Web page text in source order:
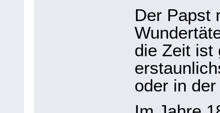
Der Papst
die Zeit ist
oder in